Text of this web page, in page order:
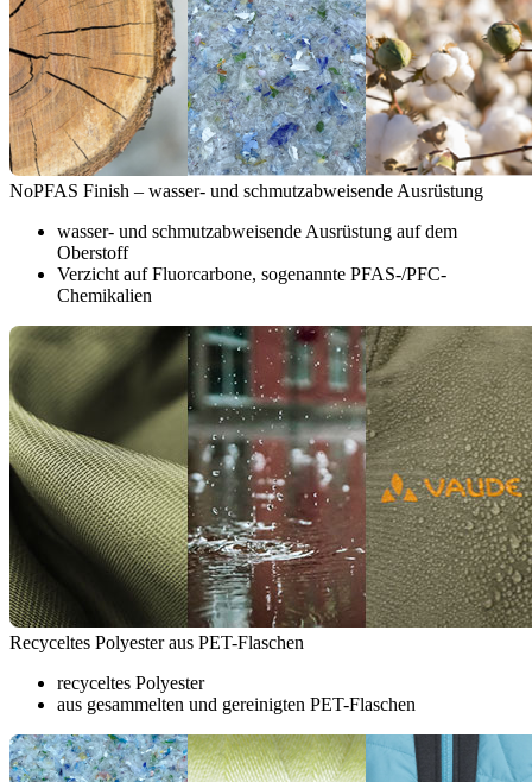
NoPFAS Finish – wasser- und schmutzabweisende Ausrüstung
wasser- und schmutzabweisende Ausrüstung auf dem
Oberstoff
Verzicht auf Fluorcarbone, sogenannte PFAS-/PFC-
Chemikalien
Recyceltes Polyester aus PET-Flaschen
recyceltes Polyester
aus gesammelten und gereinigten PET-Flaschen